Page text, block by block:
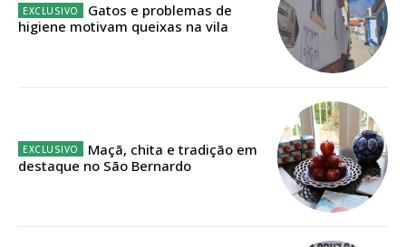
Acesso aos conteúdos Exclusivos para
assinantes
Gatos e problemas de
higiene motivam queixas na vila
Maçã, chita e tradição em
destaque no São Bernardo